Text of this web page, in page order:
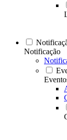
Notificação